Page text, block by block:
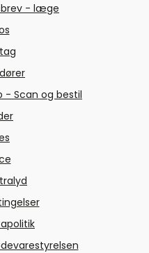
- læge
- Scan og bestil